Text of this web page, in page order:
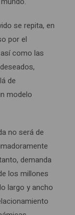
se repita, en
por el
como las
de
modelo
no será de
demanda
los millones
largo y ancho